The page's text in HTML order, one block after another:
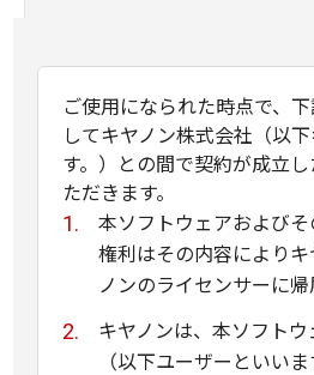
ご使用になられた時点で、
してキヤノン株式会社（以
す。）との間で契約が成立
ただきます。
本ソフトウェアおよび
権利はその内容により
ノンのライセンサーに帰
キヤノンは、本ソフト
（以下ユーザーといい